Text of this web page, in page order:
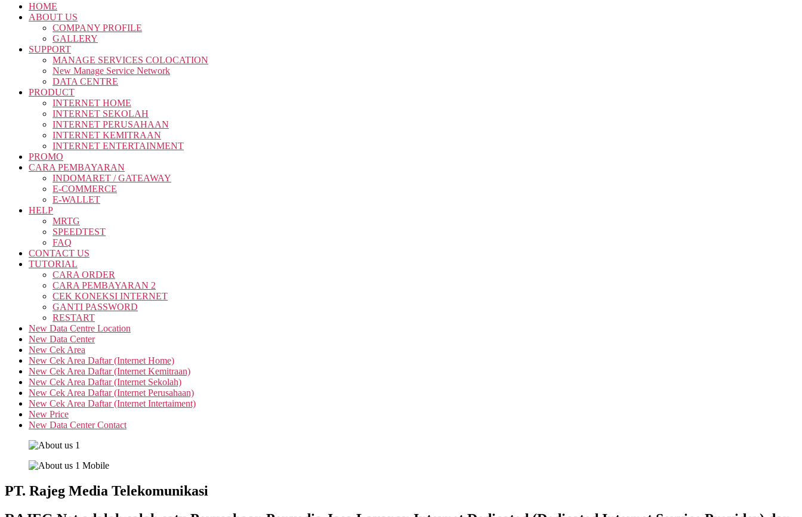
HOME
ABOUT US
COMPANY PROFILE
GALLERY
SUPPORT
MANAGE SERVICES COLOCATION
New Manage Service Network
DATA CENTRE
PRODUCT
INTERNET HOME
INTERNET SEKOLAH
INTERNET PERUSAHAAN
INTERNET KEMITRAAN
INTERNET ENTERTAINMENT
PROMO
CARA PEMBAYARAN
INDOMARET / GATEAWAY
E-COMMERCE
E-WALLET
HELP
MRTG
SPEEDTEST
FAQ
CONTACT US
TUTORIAL
CARA ORDER
CARA PEMBAYARAN 2
CEK KONEKSI INTERNET
GANTI PASSWORD
RESTART
New Data Centre Location
New Data Center
New Cek Area
New Cek Area Daftar (Internet Home)
New Cek Area Daftar (Internet Kemitraan)
New Cek Area Daftar (Internet Sekolah)
New Cek Area Daftar (Internet Perusahaan)
New Cek Area Daftar (Internet Intertaiment)
New Price
New Data Center Contact
PT. Rajeg Media Telekomunikasi